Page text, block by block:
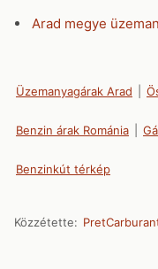
Arad megye
Üzemanyagárak Arad
Benzin árak Románia
Benzinkút térkép
Közzétette: